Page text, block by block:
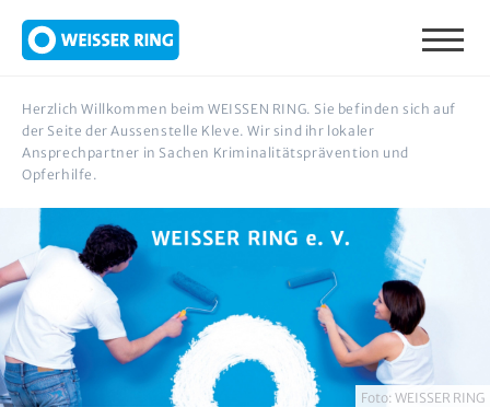
Herzlich Willkommen beim WEISSEN RING. Sie befinden sich auf
der Seite der Aussenstelle Kleve. Wir sind ihr lokaler
Ansprechpartner in Sachen Kriminalitätsprävention und
Opferhilfe.
Foto: WEISSER RING